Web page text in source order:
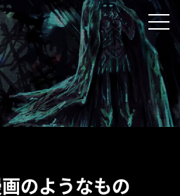
画のようなもの